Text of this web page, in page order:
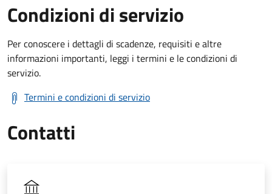
Condizioni di servizio
Per conoscere i dettagli di scadenze, requisiti e altre
informazioni importanti, leggi i termini e le condizioni di
servizio.
Termini e condizioni di servizio
Contatti